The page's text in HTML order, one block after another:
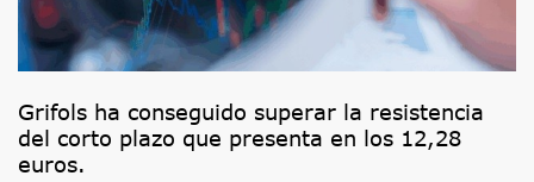
Grifols ha conseguido superar la resistencia
del corto plazo que presenta en los 12,28
euros.